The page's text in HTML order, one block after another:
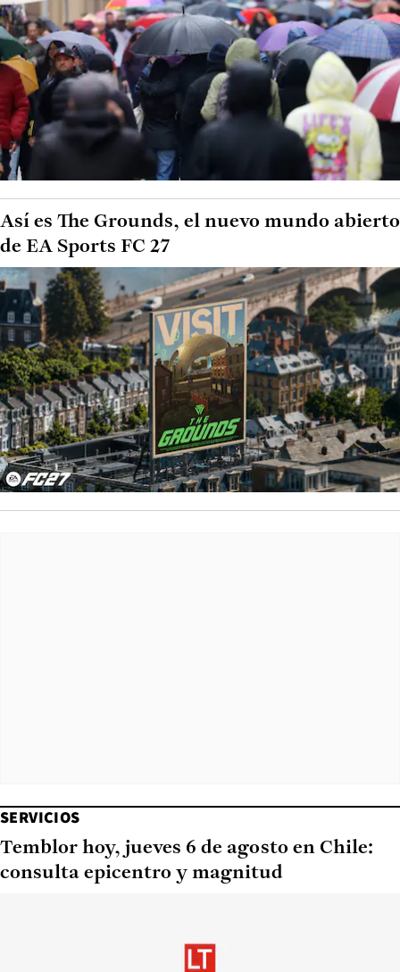
Así es The Grounds, el nuevo mundo abierto
de EA Sports FC 27
SERVICIOS
Temblor hoy, jueves 6 de agosto en Chile:
consulta epicentro y magnitud